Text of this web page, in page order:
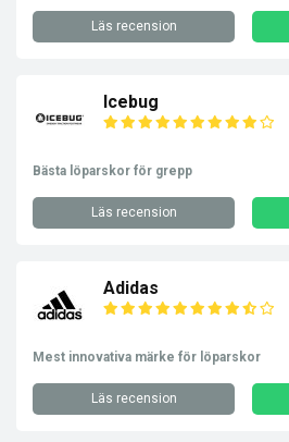
Läs recension
Icebug
Bästa löparskor för grepp
Läs recension
Adidas
Mest innovativa märke för löparskor
Läs recension